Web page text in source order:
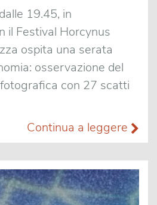
19.45, in
il Festival Horcynus
ospita una serata
osservazione del
con 27 scatti
Continua a leggere